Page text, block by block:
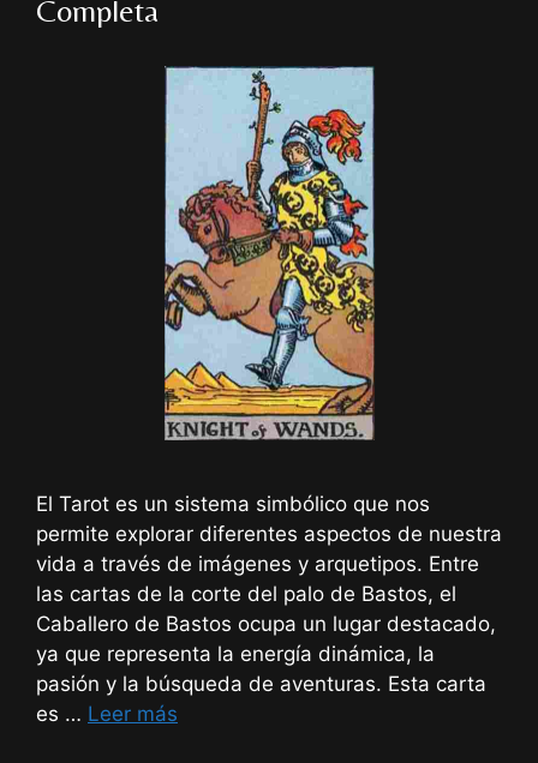
Completa
El Tarot es un sistema simbólico que nos
permite explorar diferentes aspectos de nuestra
vida a través de imágenes y arquetipos. Entre
las cartas de la corte del palo de Bastos, el
Caballero de Bastos ocupa un lugar destacado,
ya que representa la energía dinámica, la
pasión y la búsqueda de aventuras. Esta carta
es … Leer más